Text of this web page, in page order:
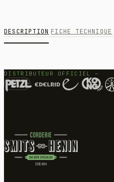
DESCRIPTION FICHE TECHNIQUE
DISTRIBUTEUR OFFICIEL —